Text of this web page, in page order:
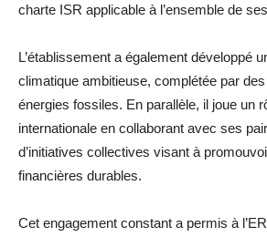
charte ISR applicable à l’ensemble de
L’établissement a également développé
climatique ambitieuse, complétée par
énergies fossiles. En parallèle, il joue un
internationale en collaborant avec ses
d’initiatives collectives visant à
financières durables.
Cet engagement constant a permis à